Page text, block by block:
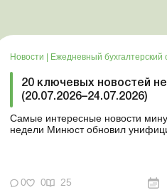
Новости | Ежедневный бухгалтерский
20 ключевых новостей
(20.07.2026–24.07.2026)
Самые интересные новости
недели Минюст обновил
«в розыске»: что нужно знать
0 0 25